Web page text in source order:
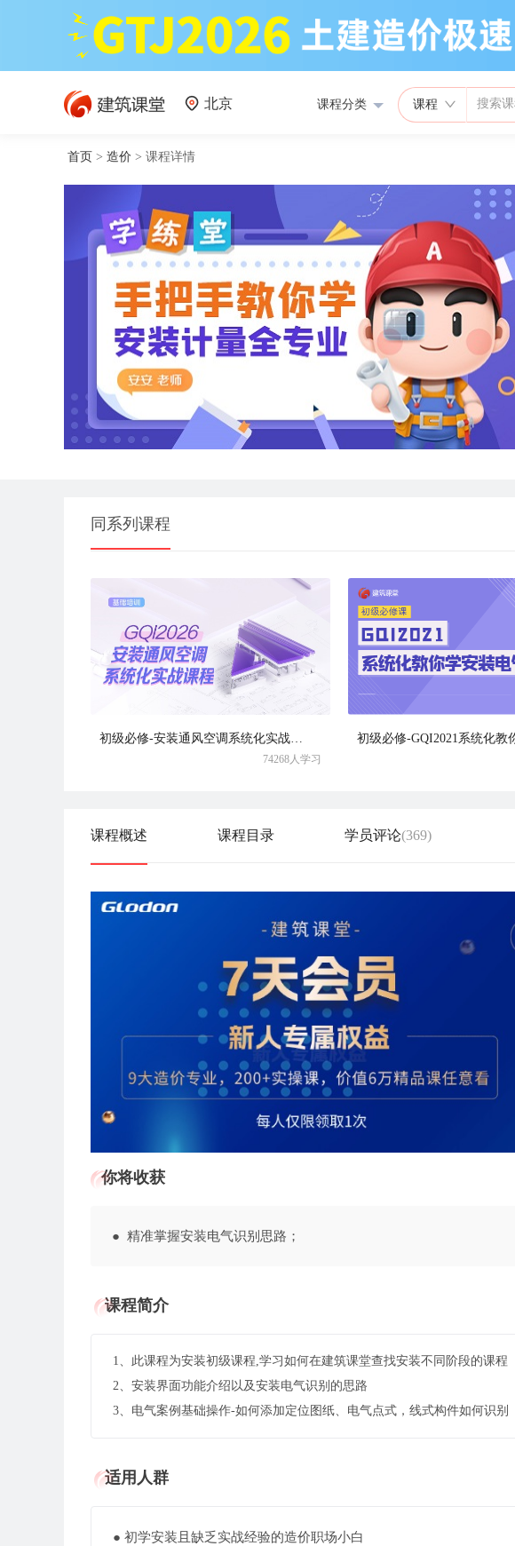
北京 课程分类 课程
首页 > 造价 > 课程详情
同系列课程
初级必修-安装通风空调系统化实战课程
74268人学习
课程概述 课程目录 学员评论(369)
你将收获
● 精准掌握安装电气识别思路；
课程简介
1、此课程为安装初级课程,学习如何在建筑课堂查找安装不同阶段的课程
2、安装界面功能介绍以及安装电气识别的思路
3、电气案例基础操作-如何添加定位图纸、电气点式，线式构件如何识别
适用人群
● 初学安装且缺乏实战经验的造价职场小白